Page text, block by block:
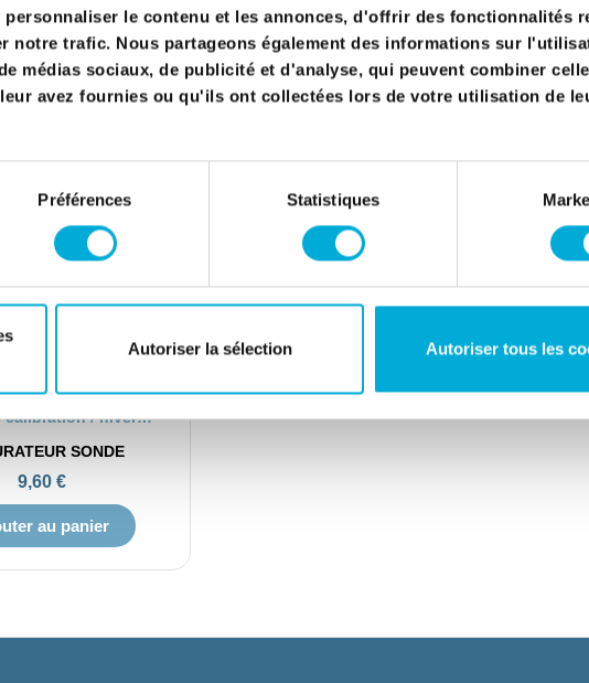
personnaliser le contenu et les annonces, d'offrir des fonctionnalités
notre trafic. Nous partageons également des informations sur
médias sociaux, de publicité et d'analyse, qui peuvent combiner
avez fournies ou qu'ils ont collectées lors de votre utilisation de
Préférences Statistiques
Autoriser la sélection Autoriser tous les
au panier Ajouter au panier
Solutions calibration / hivernage
SONDE
9,60 €
au panier